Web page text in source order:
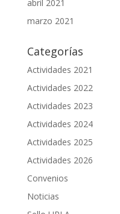
abril 2021
marzo 2021
Categorías
Actividades 2021
Actividades 2022
Actividades 2023
Actividades 2024
Actividades 2025
Actividades 2026
Convenios
Noticias